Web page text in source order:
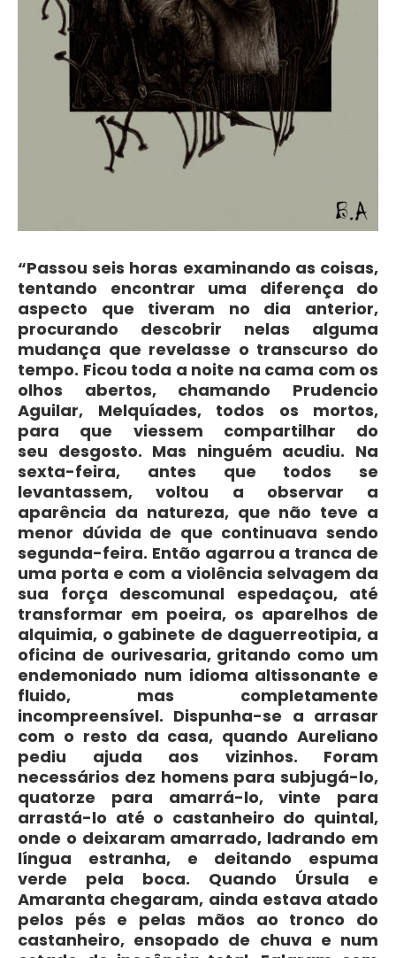
“Passou seis horas examinando as coisas,
tentando encontrar uma diferença do
aspecto que tiveram no dia anterior,
procurando descobrir nelas alguma
mudança que revelasse o transcurso do
tempo. Ficou toda a noite na cama com os
olhos abertos, chamando Prudencio
Aguilar, Melquíades, todos os mortos,
para que viessem compartilhar do
seu desgosto. Mas ninguém acudiu. Na
sexta-feira, antes que todos se
levantassem, voltou a observar a
aparência da natureza, que não teve a
menor dúvida de que continuava sendo
segunda-feira. Então agarrou a tranca de
uma porta e com a violência selvagem da
sua força descomunal espedaçou, até
transformar em poeira, os aparelhos de
alquimia, o gabinete de daguerreotipia, a
oficina de ourivesaria, gritando como um
endemoniado num idioma altissonante e
fluido, mas completamente
incompreensível. Dispunha-se a arrasar
com o resto da casa, quando Aureliano
pediu ajuda aos vizinhos. Foram
necessários dez homens para subjugá-lo,
quatorze para amarrá-lo, vinte para
arrastá-lo até o castanheiro do quintal,
onde o deixaram amarrado, ladrando em
língua estranha, e deitando espuma
verde pela boca. Quando Úrsula e
Amaranta chegaram, ainda estava atado
pelos pés e pelas mãos ao tronco do
castanheiro, ensopado de chuva e num